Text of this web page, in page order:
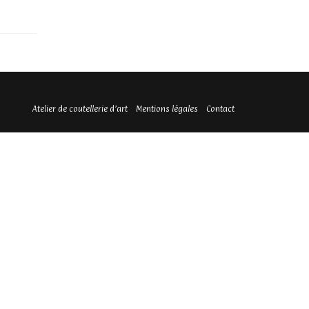
Atelier de coutellerie d’art Mentions légales Contact